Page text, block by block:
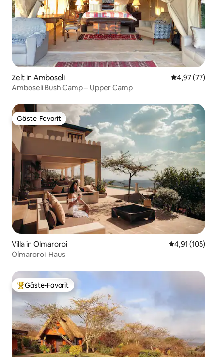
Zelt in Amboseli
4,97 (77)
Amboseli Bush Camp – Upper Camp
Gäste-Favorit
Gäste-Favorit
Villa in Olmaroroi
4,91 (105)
Olmaroroi-Haus
Beliebter Gäste-Favorit.
Gäste-Favorit